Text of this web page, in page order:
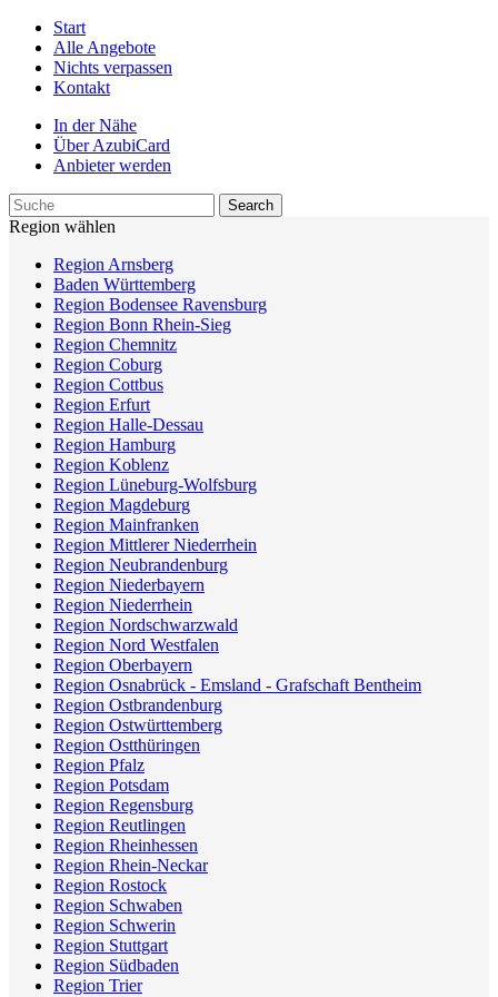
Start
Alle Angebote
Nichts verpassen
Kontakt
In der Nähe
Über AzubiCard
Anbieter werden
Region wählen
Region Arnsberg
Baden Württemberg
Region Bodensee Ravensburg
Region Bonn Rhein-Sieg
Region Chemnitz
Region Coburg
Region Cottbus
Region Erfurt
Region Halle-Dessau
Region Hamburg
Region Koblenz
Region Lüneburg-Wolfsburg
Region Magdeburg
Region Mainfranken
Region Mittlerer Niederrhein
Region Neubrandenburg
Region Niederbayern
Region Niederrhein
Region Nordschwarzwald
Region Nord Westfalen
Region Oberbayern
Region Osnabrück - Emsland - Grafschaft Bentheim
Region Ostbrandenburg
Region Ostwürttemberg
Region Ostthüringen
Region Pfalz
Region Potsdam
Region Regensburg
Region Reutlingen
Region Rheinhessen
Region Rhein-Neckar
Region Rostock
Region Schwaben
Region Schwerin
Region Stuttgart
Region Südbaden
Region Trier